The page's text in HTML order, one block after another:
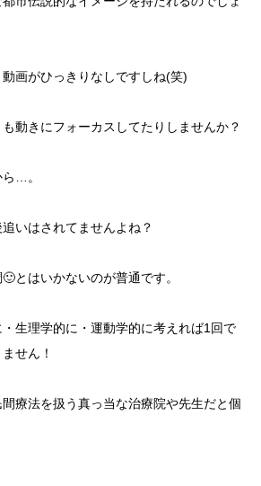
画がひっきりなしですしね(笑)
動きにフォーカスしてたりしませんか？
…。
いはされてませんよね？
とはいかないのが普通です。
生理学的に・運動学的に考えれば1回で
せん！
療法を扱う真っ当な治療院や先生だと個